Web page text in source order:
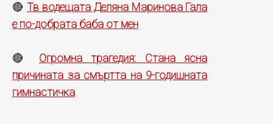
🔴 Тв водещата Деляна Маринова Гала
е по-добрата баба от мен
🔴 Огромна трагедия: Стана ясна
причината за смъртта на 9-годишната
гимнастичка